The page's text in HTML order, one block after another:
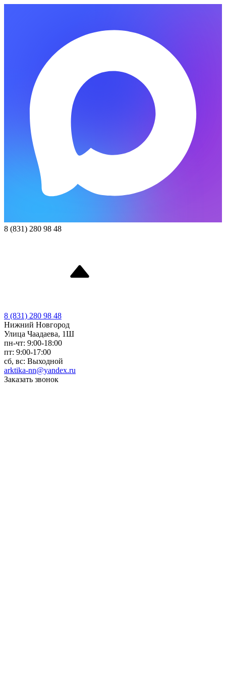
8 (831) 280 98 48
8 (831) 280 98 48
Нижний Новгород
Улица Чаадаева, 1Ш
пн-чт: 9:00-18:00
пт: 9:00-17:00
сб, вс: Выходной
arktika-nn@yandex.ru
Заказать звонок